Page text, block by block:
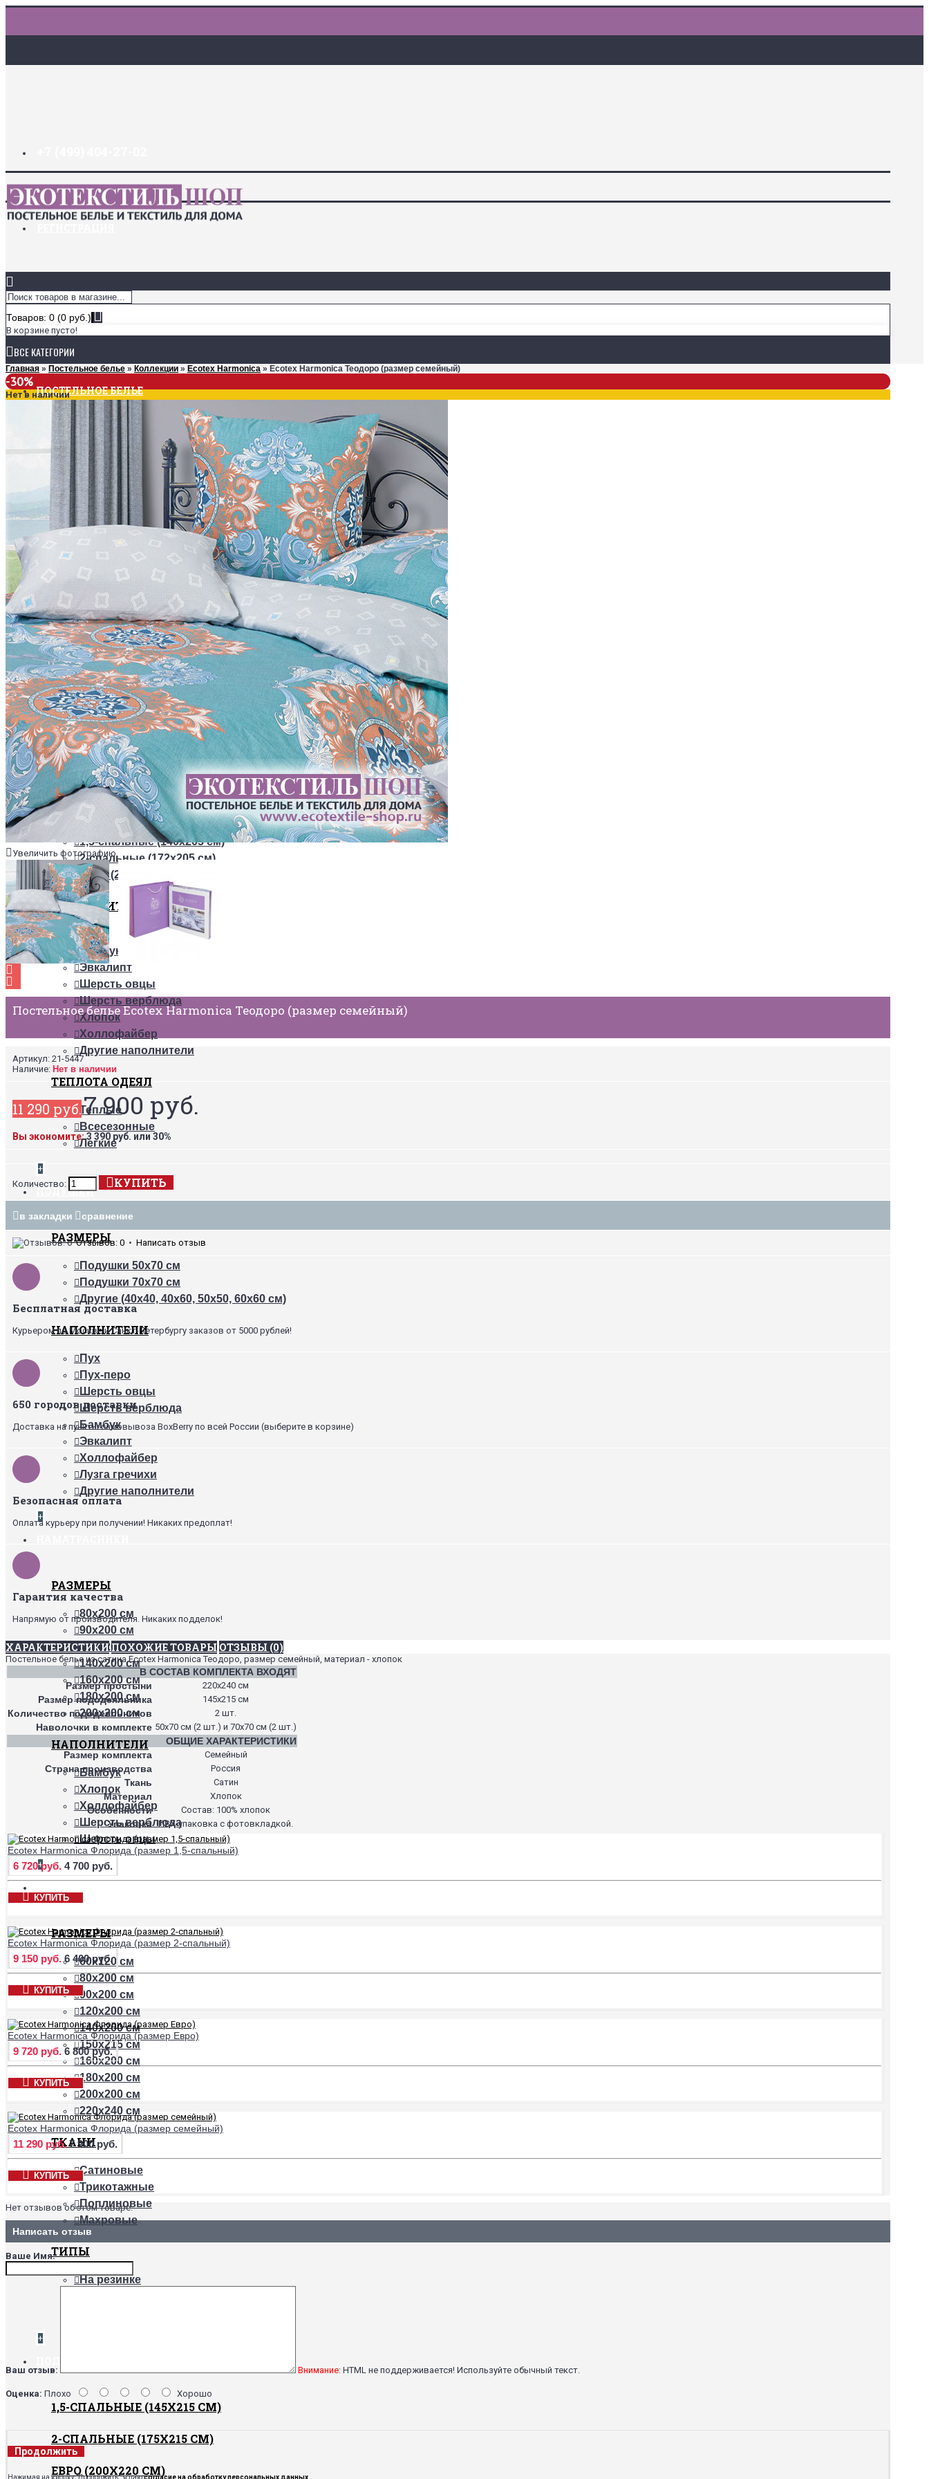
ДОСТАВКА И ОПЛАТА
ЗАКЛАДКИ (0)
ЛОГИН
Товаров: 0 (0 руб.)
В корзине пусто!
ВСЕ КАТЕГОРИИ
ПОСТЕЛЬНОЕ БЕЛЬЕ
КОЛЛЕКЦИИ
Ecotex Estetica
Ecotex Harmonica
Ecotex Monospace
РАЗМЕРЫ
1,5-спальное
2-спальное
Евро
Семейное
ТКАНИ
Из сатина
Из сатин-жаккарда
ПОСТЕЛЬНОЕ БЕЛЬЕ НА РЕЗИНКЕ
+
ОДЕЯЛА
РАЗМЕРЫ
1,5-спальные (140х205 см)
2-спальные (172х205 см)
Евро (200х220 см)
НАПОЛНИТЕЛИ
Пух
Бамбук
Эвкалипт
Шерсть овцы
Шерсть верблюда
Хлопок
Холлофайбер
Другие наполнители
ТЕПЛОТА ОДЕЯЛ
Теплые
Всесезонные
Легкие
+
ПОДУШКИ
РАЗМЕРЫ
Подушки 50х70 см
Подушки 70х70 см
Другие (40х40, 40х60, 50х50, 60х60 см)
НАПОЛНИТЕЛИ
Пух
Пух-перо
Шерсть овцы
Шерсть верблюда
Бамбук
Эвкалипт
Холлофайбер
Лузга гречихи
Другие наполнители
+
РАЗМЕРЫ
80х200 см
90х200 см
120х200 см
140х200 см
160х200 см
180х200 см
200х200 см
НАПОЛНИТЕЛИ
Бамбук
Хлопок
Холлофайбер
Шерсть верблюда
Шерсть овцы
+
РАЗМЕРЫ
60х120 см
80х200 см
90х200 см
120х200 см
140х200 см
150х215 см
160х200 см
180х200 см
200х200 см
220х240 см
ТКАНИ
Сатиновые
Трикотажные
Поплиновые
Махровые
ТИПЫ
На резинке
+
1,5-СПАЛЬНЫЕ (145Х215 СМ)
2-СПАЛЬНЫЕ (175Х215 СМ)
ЕВРО (200Х220 СМ)
Главная » Постельное белье » Коллекции » Ecotex Harmonica » Ecotex Harmonica Теодоро (размер семейный)
-30%
Нет в наличии
Увеличить фотографию
Постельное белье Ecotex Harmonica Теодоро (размер семейный)
Артикул: 21-5447
Наличие: Нет в наличии
11 290 руб.7 900 руб.
Вы экономите:3 390 руб. или 30%
Количество: КУПИТЬ
в закладки сравнение
Отзывов: 0 • Написать отзыв
Бесплатная доставка
Курьером по Москве и Санкт-Петербургу заказов от 5000 рублей!
650 городов доставки
Доставка на пункты самовывоза BoxBerry по всей России (выберите в корзине)
Безопасная оплата
Оплата курьеру при получении! Никаких предоплат!
Гарантия качества
Напрямую от производителя. Никаких подделок!
ХАРАКТЕРИСТИКИ ПОХОЖИЕ ТОВАРЫ ОТЗЫВЫ (0)
Постельное белье из сатина Ecotex Harmonica Теодоро, размер семейный, материал - хлопок
В СОСТАВ КОМПЛЕКТА ВХОДЯТ
Размер простыни
220х240 см
Размер пододеяльника 145х215 см
Количество пододеяльников 2 шт.
Наволочки в комплекте 50х70 см (2 шт.) и 70х70 см (2 шт.)
ОБЩИЕ ХАРАКТЕРИСТИКИ
Размер комплекта
Семейный
Страна производства Россия
Ткань Сатин
Материал Хлопок
Особенности Состав: 100% хлопок
Упаковка ПВХ-упаковка с фотовкладкой.
Ecotex Harmonica Флорида (размер 1,5-спальный)
6 720 руб. 4 700 руб.
КУПИТЬ
Ecotex Harmonica Флорида (размер 2-спальный)
9 150 руб. 6 400 руб.
КУПИТЬ
Ecotex Harmonica Флорида (размер Евро)
9 720 руб. 6 800 руб.
КУПИТЬ
Ecotex Harmonica Флорида (размер семейный)
11 290 руб. 7 900 руб.
КУПИТЬ
Нет отзывов об этом товаре.
Написать отзыв
Ваше Имя:
Ваш отзыв: Внимание: HTML не поддерживается! Используйте обычный текст.
Оценка: Плохо Хорошо
Продолжить
Нажимая на кнопку "Продолжить", я даюсогласие на обработку персональных данных